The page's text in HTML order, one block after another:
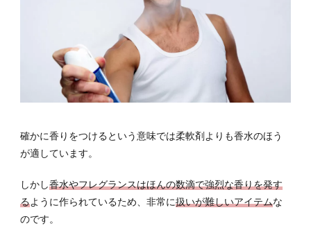
確かに香りをつけるという意味では柔軟剤よりも香水のほう
が適しています。
しかし香水やフレグランスはほんの数滴で強烈な香りを発す
るように作られているため、非常に扱いが難しいアイテムな
のです。